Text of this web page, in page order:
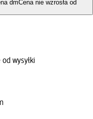
dmCena nie wzrosła od
wysyłki